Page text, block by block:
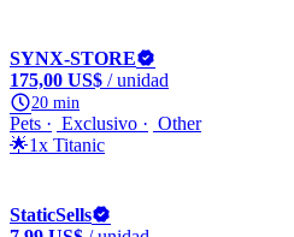
SYNX-STORE
175,00 US$ / unidad
20 min
Pets Exclusivo
Other
🌟1x Titanic
StaticSells